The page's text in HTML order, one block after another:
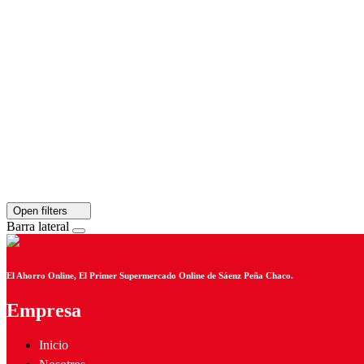
Open filters
Barra lateral
El Ahorro Online, El Primer Supermercado Online de Sáenz Peña Chaco.
Empresa
Inicio